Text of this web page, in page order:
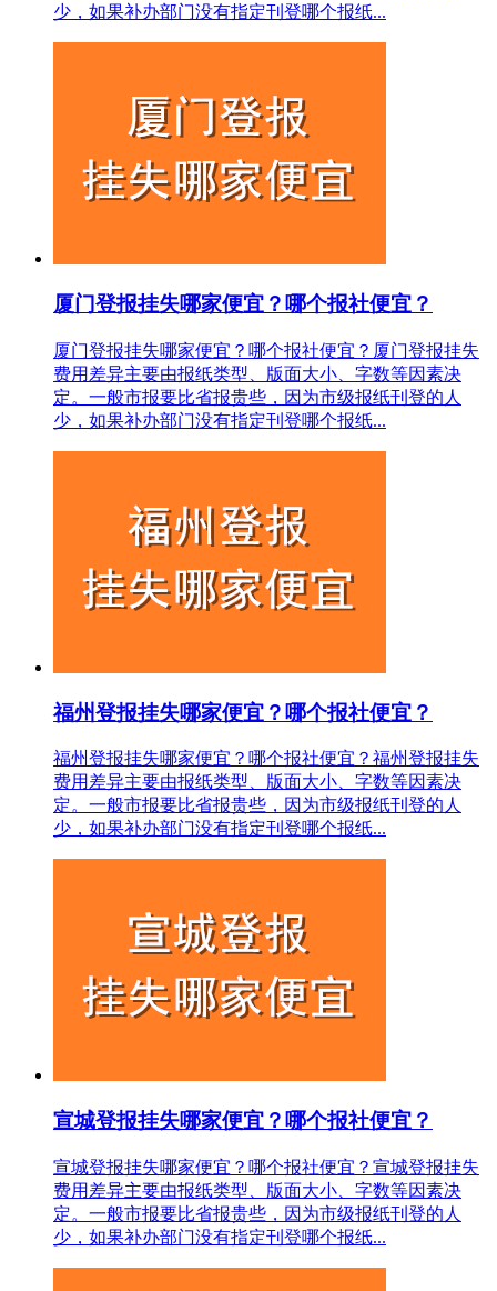
少，如果补办部门没有指定刊登哪个报纸...
厦门登报挂失哪家便宜？哪个报社便宜？
厦门登报挂失哪家便宜？哪个报社便宜？厦门登报挂失
费用差异主要由报纸类型、版面大小、字数等因素决
定。一般市报要比省报贵些，因为市级报纸刊登的人
少，如果补办部门没有指定刊登哪个报纸...
福州登报挂失哪家便宜？哪个报社便宜？
福州登报挂失哪家便宜？哪个报社便宜？福州登报挂失
费用差异主要由报纸类型、版面大小、字数等因素决
定。一般市报要比省报贵些，因为市级报纸刊登的人
少，如果补办部门没有指定刊登哪个报纸...
宣城登报挂失哪家便宜？哪个报社便宜？
宣城登报挂失哪家便宜？哪个报社便宜？宣城登报挂失
费用差异主要由报纸类型、版面大小、字数等因素决
定。一般市报要比省报贵些，因为市级报纸刊登的人
少，如果补办部门没有指定刊登哪个报纸...